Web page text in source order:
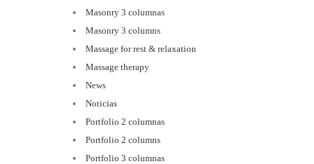
Masonry 3 columnas
Masonry 3 columns
Massage for rest & relaxation
Massage therapy
News
Noticias
Portfolio 2 columnas
Portfolio 2 columns
Portfolio 3 columnas